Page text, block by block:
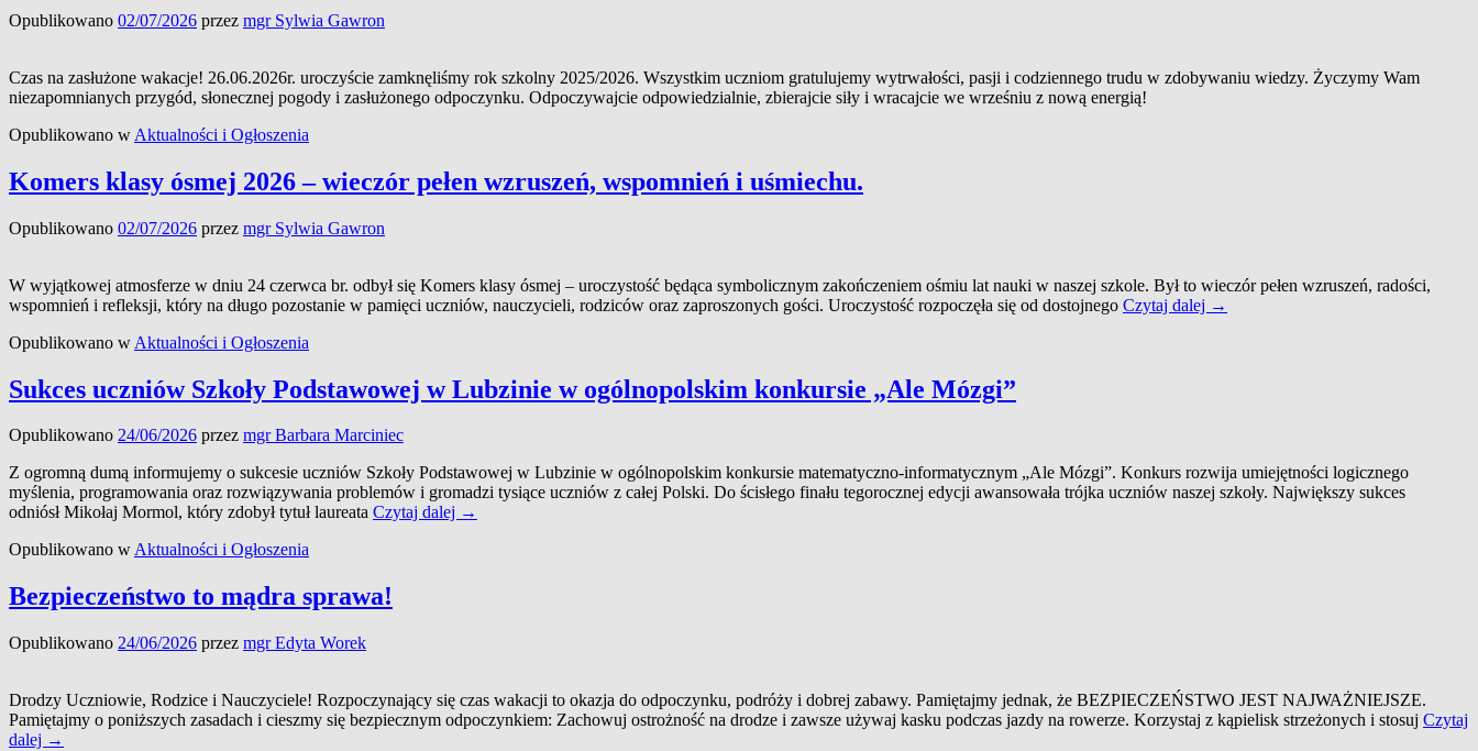
Opublikowano 02/07/2026 przez mgr Sylwia Gawron
Czas na zasłużone wakacje! 26.06.2026r. uroczyście zamknęliśmy rok szkolny 2025/2026. Wszystkim uczniom gratulujemy wytrwałości, pasji i codziennego trudu w zdobywaniu wiedzy. Życzymy Wam
niezapomnianych przygód, słonecznej pogody i zasłużonego odpoczynku. Odpoczywajcie odpowiedzialnie, zbierajcie siły i wracajcie we wrześniu z nową energią!
Opublikowano w Aktualności i Ogłoszenia
Komers klasy ósmej 2026 – wieczór pełen wzruszeń, wspomnień i uśmiechu.
Opublikowano 02/07/2026 przez mgr Sylwia Gawron
W wyjątkowej atmosferze w dniu 24 czerwca br. odbył się Komers klasy ósmej – uroczystość będąca symbolicznym zakończeniem ośmiu lat nauki w naszej szkole. Był to wieczór pełen wzruszeń, radości,
wspomnień i refleksji, który na długo pozostanie w pamięci uczniów, nauczycieli, rodziców oraz zaproszonych gości. Uroczystość rozpoczęła się od dostojnego Czytaj dalej Komers
wspomnień
i
uśmiechu.
→
Opublikowano w Aktualności i Ogłoszenia
Sukces uczniów Szkoły Podstawowej w Lubzinie w ogólnopolskim konkursie „Ale Mózgi”
Opublikowano 24/06/2026 przez mgr Barbara Marciniec
Z ogromną dumą informujemy o sukcesie uczniów Szkoły Podstawowej w Lubzinie w ogólnopolskim konkursie matematyczno-informatycznym „Ale Mózgi”. Konkurs rozwija umiejętności logicznego
myślenia, programowania oraz rozwiązywania problemów i gromadzi tysiące uczniów z całej Polski. Do ścisłego finału tegorocznej edycji awansowała trójka uczniów naszej szkoły. Największy sukces
odniósł Mikołaj Mormol, który zdobył tytuł laureata Czytaj dalej Sukces
Mózgi”
→
Opublikowano wAktualności i Ogłoszenia
Bezpieczeństwo to mądra sprawa!
Opublikowano 24/06/2026 przez mgr Edyta Worek
Drodzy Uczniowie, Rodzice i Nauczyciele! Rozpoczynający się czas wakacji to okazja do odpoczynku, podróży i dobrej zabawy. Pamiętajmy jednak, że BEZPIECZEŃSTWO JEST NAJWAŻNIEJSZE.
Pamiętajmy o poniższych zasadach i cieszmy się bezpiecznym odpoczynkiem: Zachowuj ostrożność na drodze i zawsze używaj kasku podczas jazdy na rowerze. Korzystaj z kąpielisk strzeżonych i stosuj Czytaj
dalej Bezpieczeństwo
→